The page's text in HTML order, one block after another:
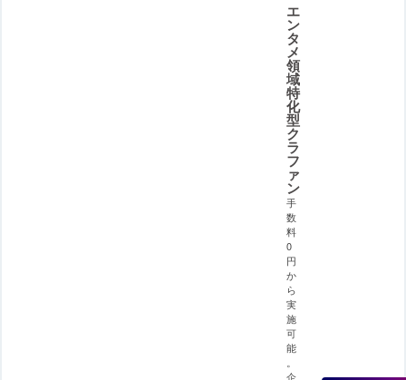
エ
ン
タ
メ
領
域
特
化
型
ク
ラ
フ
ァ
ン
手
数
料
0
円
か
ら
実
施
可
能
。
企